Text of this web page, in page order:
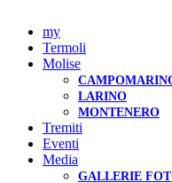
my
Termoli
Molise
LARINO
MONTENERO
Tremiti
Eventi
Media
GALLERIE